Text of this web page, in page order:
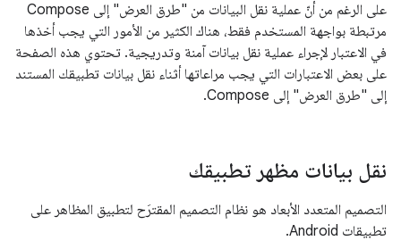
على الرغم من أنّ عملية نقل البيانات من "طرق العرض" إلى Compose
مرتبطة بواجهة المستخدم فقط، هناك الكثير من الأمور التي يجب أخذها
في الاعتبار لإجراء عملية نقل بيانات آمنة وتدريجية. تحتوي هذه الصفحة
على بعض الاعتبارات التي يجب مراعاتها أثناء نقل بيانات تطبيقك المستند
إلى "طرق العرض" إلى Compose.
نقل بيانات مظهر تطبيقك
‫التصميم المتعدد الأبعاد هو نظام التصميم المقترَح لتطبيق المظاهر على
تطبيقات Android.